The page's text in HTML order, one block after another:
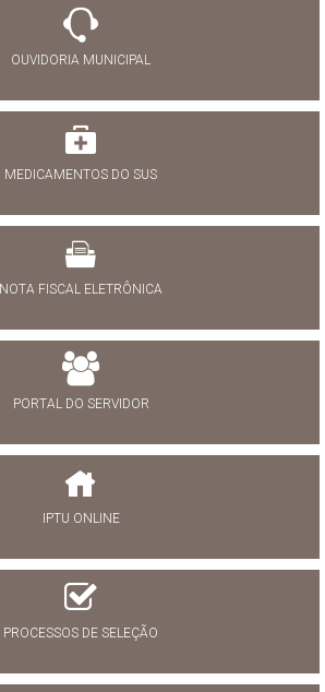
OUVIDORIA MUNICIPAL
MEDICAMENTOS DO SUS
NOTA FISCAL ELETRÔNICA
PORTAL DO SERVIDOR
IPTU ONLINE
PROCESSOS DE SELEÇÃO